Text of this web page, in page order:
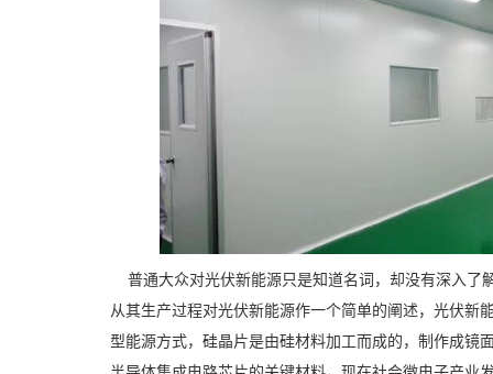
普通大众对光伏新能源只是知道名词，却没有深入了
从其生产过程对光伏新能源作一个简单的阐述，光伏新
型能源方式，硅晶片是由硅材料加工而成的，制作成镜